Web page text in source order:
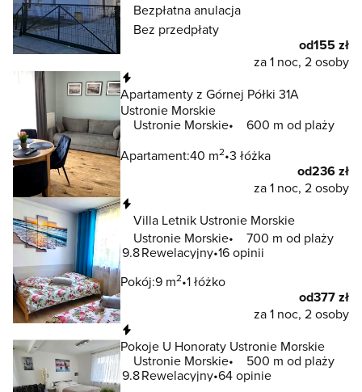
Bezpłatna anulacja
Bez przedpłaty
od155 zł
za 1 noc, 2 osoby
Apartamenty z Górnej Półki 31A
Ustronie Morskie
Ustronie Morskie
600 m od plaży
Apartament:40 m2 3 łóżka
od236 zł
za 1 noc, 2 osoby
Villa Letnik Ustronie Morskie
Ustronie Morskie
700 m od plaży
9.8Rewelacyjny 16 opinii
Pokój:9 m2 1 łóżko
od377 zł
za 1 noc, 2 osoby
Pokoje U Honoraty Ustronie Morskie
Ustronie Morskie
500 m od plaży
9.8Rewelacyjny 64 opinie